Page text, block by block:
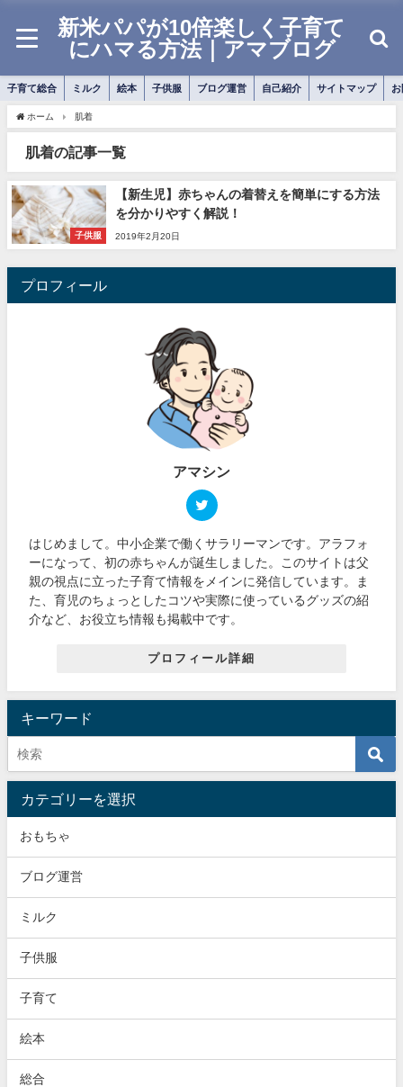
新米パパが10倍楽しく子育て
にハマる方法｜アマブログ
子育て総合 ミルク 絵本 子供服 ブログ運営 自己紹介 サイトマップ
ホーム 肌着
肌着の記事一覧
子供服
【新生児】赤ちゃんの着替えを簡単にする方法
を分かりやすく解説！
2019年2月20日
プロフィール
アマシン
はじめまして。中小企業で働くサラリーマンです。アラフォ
ーになって、初の赤ちゃんが誕生しました。このサイトは父
親の視点に立った子育て情報をメインに発信しています。ま
た、育児のちょっとしたコツや実際に使っているグッズの紹
介など、お役立ち情報も掲載中です。
プロフィール詳細
キーワード
カテゴリーを選択
おもちゃ
ブログ運営
ミルク
子供服
子育て
絵本
総合